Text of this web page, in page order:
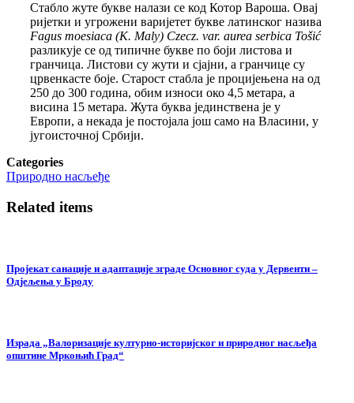
Стабло жуте букве налази се код Котор Вароша. Овај
ријетки и угрожени варијетет букве латинског назива
Fagus moesiaca (K. Maly) Czecz. var. aurea serbica Tošić
разликује се од типичне букве по боји листова и
гранчица. Листови су жути и сјајни, а гранчице су
црвенкасте боје. Старост стабла је процијењена на од
250 до 300 година, обим износи око 4,5 метара, а
висина 15 метара. Жута буква јединствена је у
Европи, а некада је постојала још само на Власини, у
југоисточној Србији.
Categories
Природно насљеђе
Related items
Пројекат санације и адаптације зграде Основног суда у Дервенти –
Одјељења у Броду
Израда „Валоризације културно-историјског и природног насљеђа
општине Мркоњић Град“